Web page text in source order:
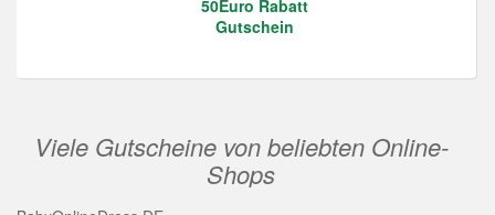
50Euro Rabatt
Gutschein
Viele Gutscheine von beliebten Online-
Shops